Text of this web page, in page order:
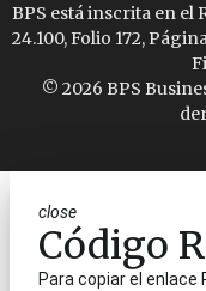
BPS está inscrita en
24.100, Folio 172,
© 2026 BPS
close
Código
Para copiar el enlace